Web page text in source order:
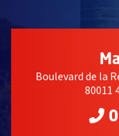
Boulevard de la
80011